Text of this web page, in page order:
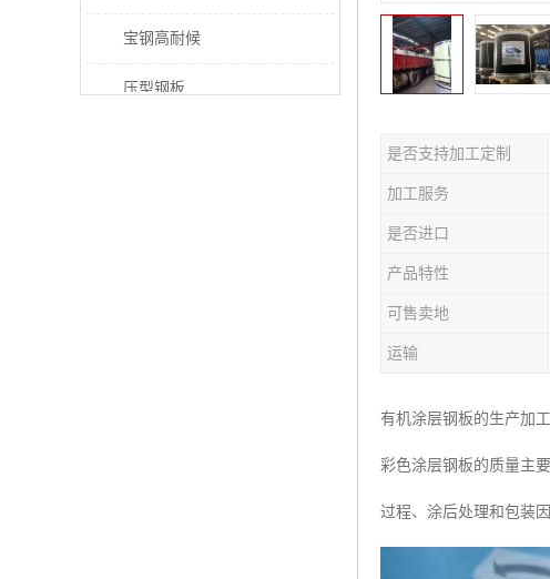
宝钢高耐候
压型钢板
是否支持加工定制
加工服务
是否进口
产品特性
可售卖地
运输
有机涂层钢板的生产加
彩色涂层钢板的质量主
过程、涂后处理和包装